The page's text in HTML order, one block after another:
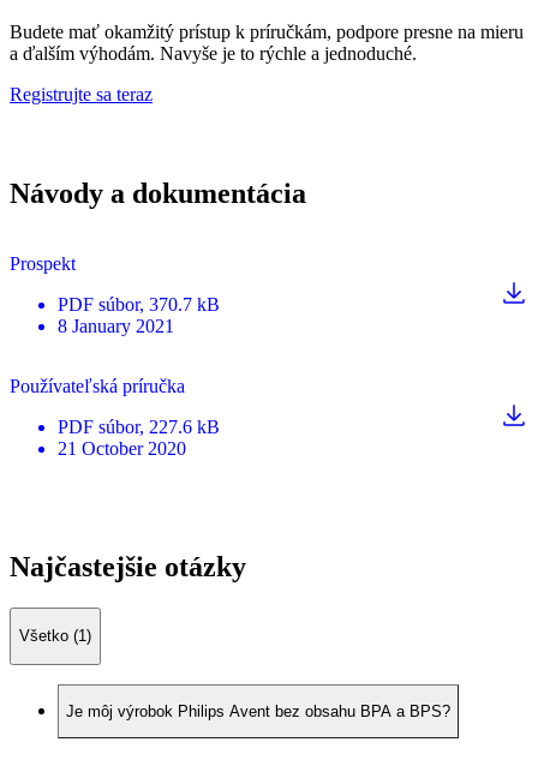
Budete mať okamžitý prístup k príručkám, podpore presne na mieru
a ďalším výhodám. Navyše je to rýchle a jednoduché.
Registrujte sa teraz
Návody a dokumentácia
Prospekt
PDF súbor, 370.7 kB
8 January 2021
Používateľská príručka
PDF súbor, 227.6 kB
21 October 2020
Najčastejšie otázky
Všetko (1)
Je môj výrobok Philips Avent bez obsahu BPA a BPS?